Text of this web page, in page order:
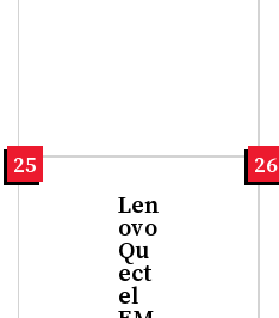
25
Len
ovo
Qu
ect
el
26